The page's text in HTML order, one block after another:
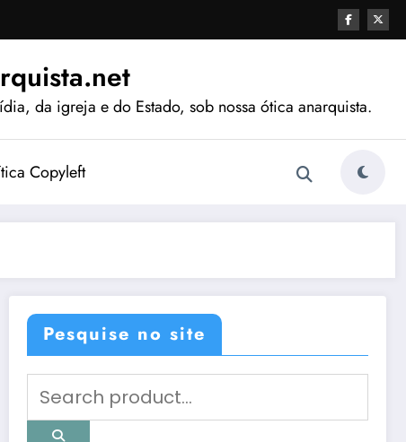
da igreja e do Estado, sob nossa ótica anarquista.
Copyleft
Pesquise no site